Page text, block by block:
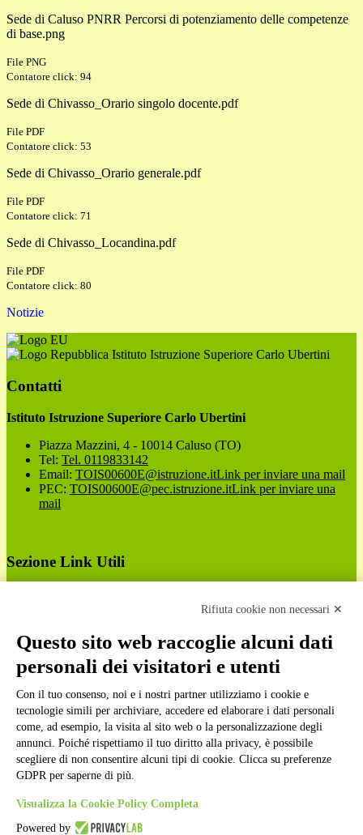
Sede di Caluso PNRR Percorsi di potenziamento delle competenze
di base.png
File PNG
Contatore click: 94
Sede di Chivasso_Orario singolo docente.pdf
File PDF
Contatore click: 53
Sede di Chivasso_Orario generale.pdf
File PDF
Contatore click: 71
Sede di Chivasso_Locandina.pdf
File PDF
Contatore click: 80
Notizie
Istituto Istruzione Superiore Carlo Ubertini
Contatti
Istituto Istruzione Superiore Carlo Ubertini
Piazza Mazzini, 4 - 10014 Caluso (TO)
Tel: Tel. 0119833142
Email: TOIS00600E@istruzione.itLink per inviare una mail
PEC: TOIS00600E@pec.istruzione.itLink per inviare una
mail
Sezione Link Utili
Ufficio Relazioni con il Pubblico
Dichiarazione di accessibilità
Obiettivi di accessibilità
Gestione consensi cookie
Amministrazione trasparente
Pagina visualizzata
9166 volte
Sezione Copyright
Copyright 2026 | Engineered and powered by Gruppo Spaggiari
Parma S.p.A. | Divisione Publishing & New Social Media
Rifiuta cookie non necessari ✕
Questo sito web raccoglie alcuni dati
personali dei visitatori e utenti
Con il tuo consenso, noi e i nostri partner utilizziamo i cookie e
tecnologie simili per archiviare, accedere ed elaborare i dati personali
come, ad esempio, la visita al sito web o la personalizzazione degli
annunci. Poiché rispettiamo il tuo diritto alla privacy, è possibile
scegliere di non consentire alcuni tipi di cookie. Clicca su preferenze
GDPR per saperne di più.
Visualizza la Cookie Policy Completa
Powered by